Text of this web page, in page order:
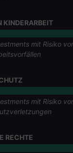
KINDERARBEIT
mit Risiko
mit Risiko
RECHTE